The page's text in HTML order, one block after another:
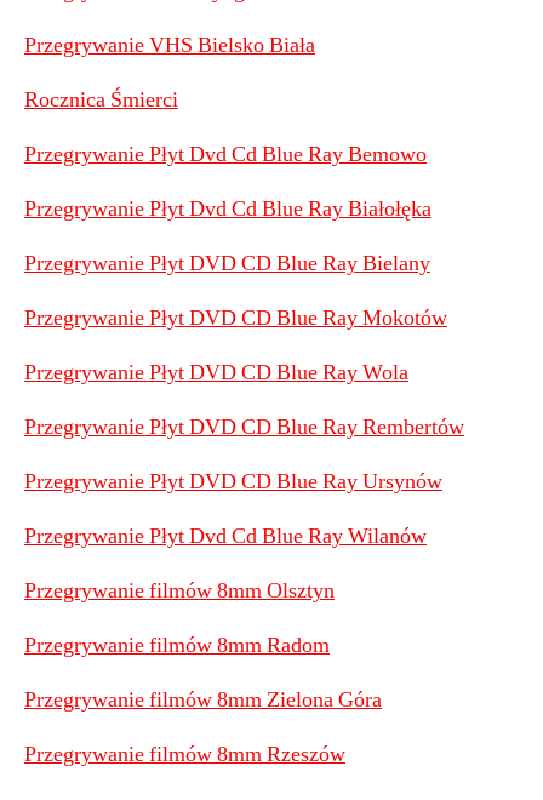
Przegrywanie VHS Bielsko Biała
Rocznica Śmierci
Przegrywanie Płyt Dvd Cd Blue Ray Bemowo
Przegrywanie Płyt Dvd Cd Blue Ray Białołęka
Przegrywanie Płyt DVD CD Blue Ray Bielany
Przegrywanie Płyt DVD CD Blue Ray Mokotów
Przegrywanie Płyt DVD CD Blue Ray Wola
Przegrywanie Płyt DVD CD Blue Ray Rembertów
Przegrywanie Płyt DVD CD Blue Ray Ursynów
Przegrywanie Płyt Dvd Cd Blue Ray Wilanów
Przegrywanie filmów 8mm Olsztyn
Przegrywanie filmów 8mm Radom
Przegrywanie filmów 8mm Zielona Góra
Przegrywanie filmów 8mm Rzeszów